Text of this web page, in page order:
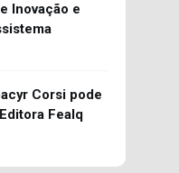
Inovação e
Corsi pode
Fealq